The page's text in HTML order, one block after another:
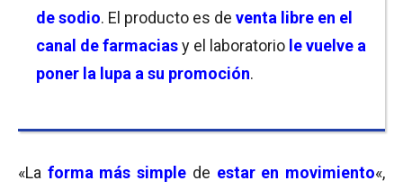
de sodio. El producto es de venta libre en el
canal de farmaciasy el laboratorio le vuelve a
poner la lupa a su promoción.
«La forma más simple de estar en movimiento«,